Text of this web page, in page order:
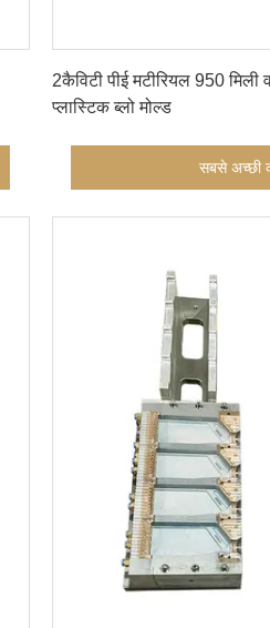
2कैविटी पीई मटीरियल 950
प्लास्टिक ब्लो मोल्ड
सबसे अच्छी